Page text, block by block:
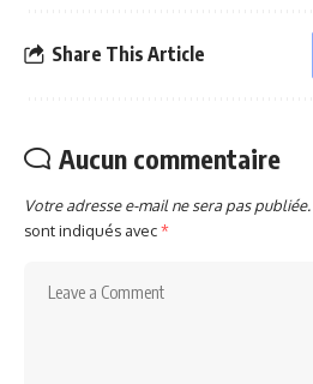
Share This Article
Aucun commentaire
Votre adresse e-mail ne sera pas publiée.
sont indiqués avec*